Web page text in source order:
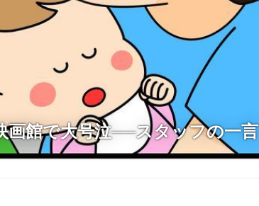
画館で大号泣──スタッフの一言